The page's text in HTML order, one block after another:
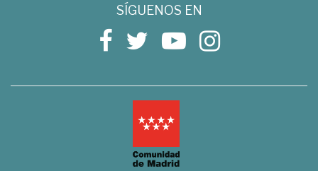
SÍGUENOS EN